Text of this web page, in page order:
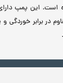
است. این پمپ
در برابر خوردگی و